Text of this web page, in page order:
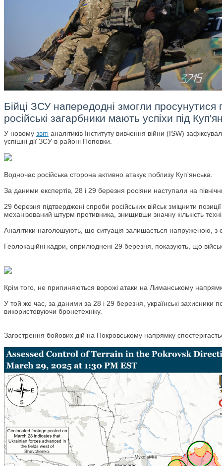
Бійці ЗСУ напередодні змогли
російські загарбники мають успіхи під
У новому звіті аналітиків Інституту вивчення війни (ISW)
успішні дії ЗСУ в районі Поповки.
Водночас російська сторона активно атакує поблизу Куп'янська.
За даними експертів, 28 і 29 березня росіяни наступали на
29 березня підтверджені спроби російських військ зміцнити
механізований штурм противника, знищивши значну кількість
Аналітики наголошують, що ситуація залишається напруженою, з
Геолокаційні кадри, оприлюднені 29 березня, показують, що
Крім того, не припиняються ворожі атаки на Лиманському
У той же час, за даними за 28 і 29 березня, українські
використовуючи бронетехніку.
Загострення бойових дій на Покровському напрямку